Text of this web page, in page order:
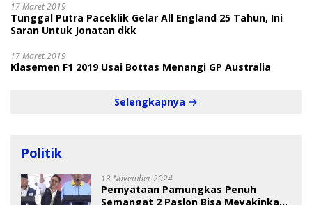
17 Maret 2019
Tunggal Putra Paceklik Gelar All England 25 Tahun, Ini
Saran Untuk Jonatan dkk
17 Maret 2019
Klasemen F1 2019 Usai Bottas Menangi GP Australia
Selengkapnya
Politik
13 November 2024
Pernyataan Pamungkas Penuh
Semangat 2 Paslon Bisa Meyakinkan